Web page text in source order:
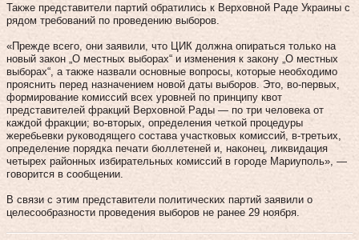
Также представители партий обратились к Верховной Раде Украины с
рядом требований по проведению выборов.
«Прежде всего, они заявили, что ЦИК должна опираться только на
новый закон „О местных выборах“ и изменения к закону „О местных
выборах“, а также назвали основные вопросы, которые необходимо
прояснить перед назначением новой даты выборов. Это, во-первых,
формирование комиссий всех уровней по принципу квот
представителей фракций Верховной Рады — по три человека от
каждой фракции; во-вторых, определения четкой процедуры
жеребьевки руководящего состава участковых комиссий, в-третьих,
определение порядка печати бюллетеней и, наконец, ликвидация
четырех районных избирательных комиссий в городе Мариуполь», —
говорится в сообщении.
В связи с этим представители политических партий заявили о
целесообразности проведения выборов не ранее 29 ноября.